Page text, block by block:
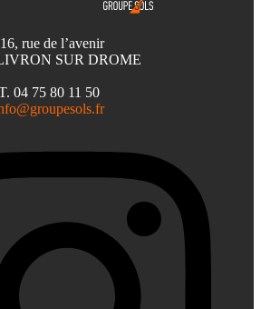
rue de l’avenir
SUR DROME
04 75 80 11 50